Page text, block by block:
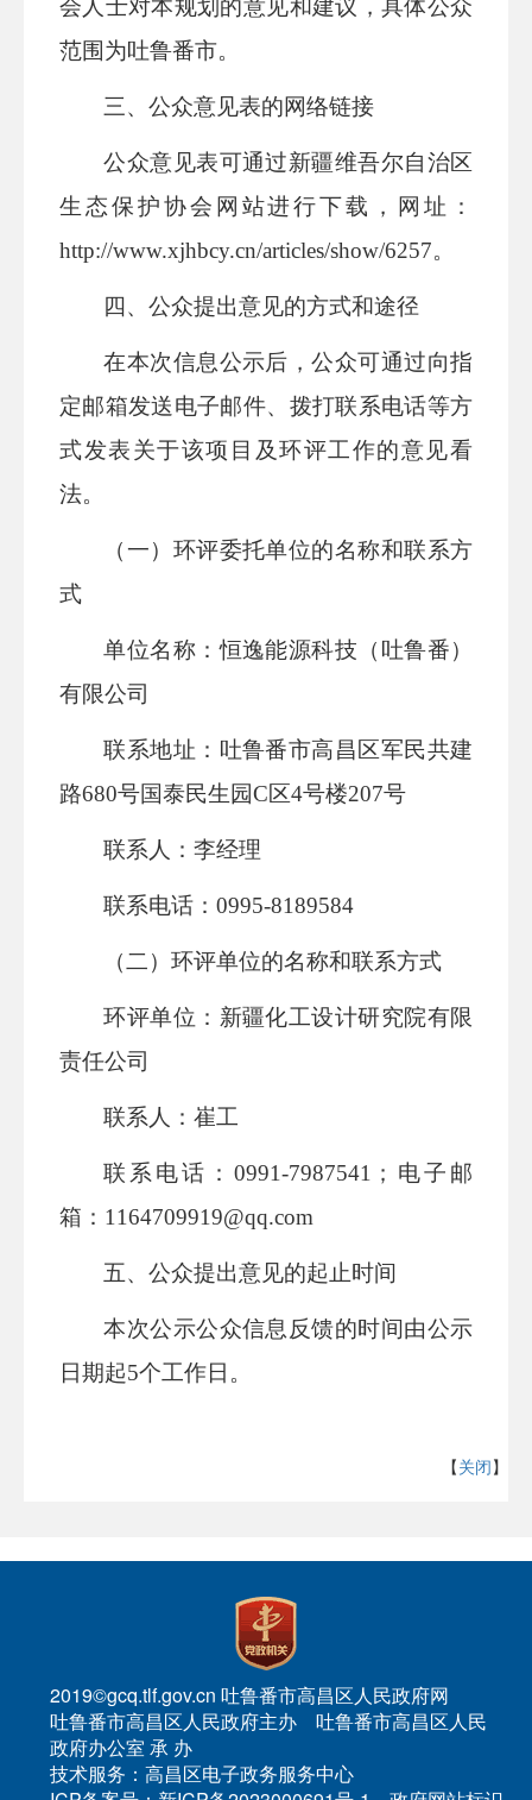
会人士对本规划的意见和建议，具体公众
范围为吐鲁番市。
三、公众意见表的网络链接
公众意见表可通过新疆维吾尔自治区
生态保护协会网站进行下载，网址：
http://www.xjhbcy.cn/articles/show/6257。
四、公众提出意见的方式和途径
在本次信息公示后，公众可通过向指
定邮箱发送电子邮件、拨打联系电话等方
式发表关于该项目及环评工作的意见看
法。
（一）环评委托单位的名称和联系方
式
单位名称：恒逸能源科技（吐鲁番）
有限公司
联系地址： 吐鲁番市高昌区军民共建
路680号国泰民生园C区4号楼207号
联系 人：李经理
联系电话：0995-8189584
（二）环评单位的名称和联系方式
环评单位：新疆化工设计研究院有限
责任公司
联系人：崔工
联系电话：0991-7987541；电子邮
箱： 1164709919@qq.com
五、公众提出意见的起止时间
本次公示公众信息反馈的时间由公示
日期起5个工作日。
【关闭】
2019©gcq.tlf.gov.cn 吐鲁番市高昌区人民政府网
吐鲁番市高昌区人民政府主办 吐鲁番市高昌区人民
政府办公室 承 办
技术服务：高昌区电子政务服务中心